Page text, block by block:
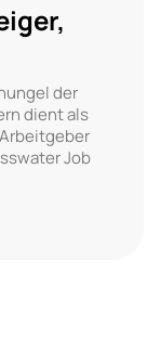
der
dient als
Job